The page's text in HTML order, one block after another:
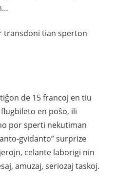
transdoni tian sperton
de 15 francoj en tiu
en poŝo, ili
por sperti nekutiman
gvidanto” surprize
celante laborigi nin
amuzaj, seriozaj taskoj.